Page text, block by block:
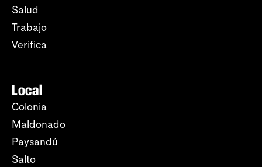
Salud
Trabajo
Verifica
Local
Colonia
Maldonado
Paysandú
Salto